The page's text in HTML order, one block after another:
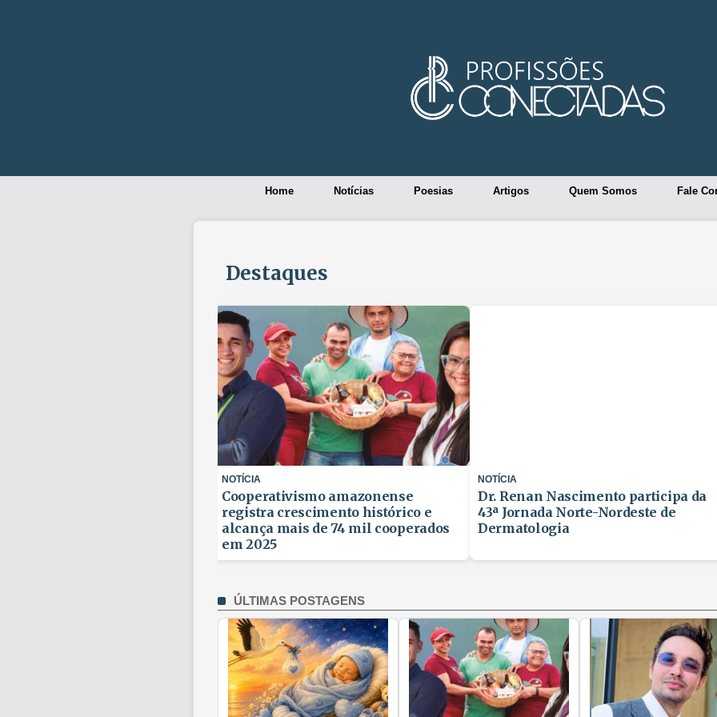
Home Notícias Poesias Artigos Quem Somos Fale
Destaques
NOTÍCIA
Dr. Renan Nascimento participa da
43ª Jornada Norte-Nordeste de
Dermatologia
NOTÍCIA
Começa a temporada de festivais em
Maués com programação até
novembro
ÚLTIMAS POSTAGENS